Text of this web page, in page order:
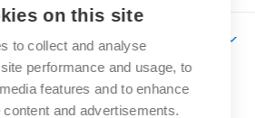
kurzy
činnost
Vysoké
on this site
to collect and analyse
performance and usage, to
features and to enhance
and advertisements.